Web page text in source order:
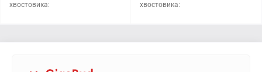
хвостовика:
хвостовика: